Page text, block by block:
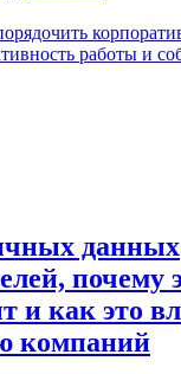
работы и
данных
почему
и как это
компаний